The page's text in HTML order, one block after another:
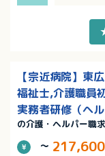
【宗近病院】東
福祉士,介護職員
実務者研修（ヘ
の介護・ヘルパー職
～ 217,600